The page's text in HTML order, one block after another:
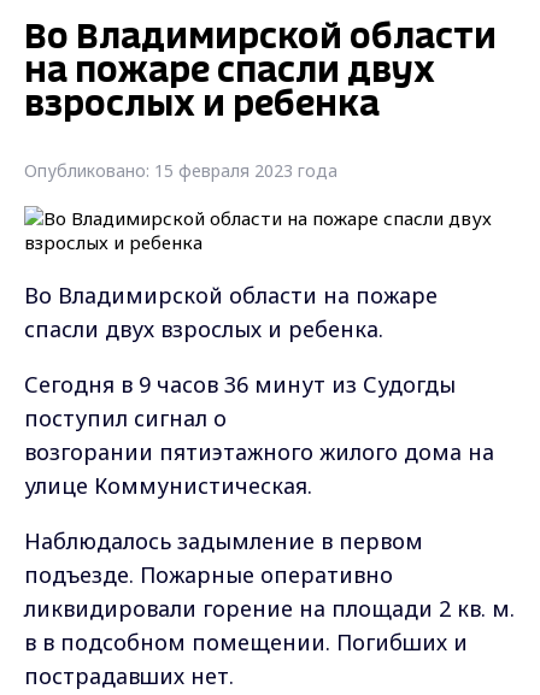
Во Владимирской области
на пожаре спасли двух
взрослых и ребенка
Опубликовано: 15 февраля 2023 года
Во Владимирской области на пожаре
спасли двух взрослых и ребенка.
Сегодня в 9 часов 36 минут из Судогды
поступил сигнал о
возгорании пятиэтажного жилого дома на
улице Коммунистическая.
Наблюдалось задымление в первом
подъезде. Пожарные оперативно
ликвидировали горение на площади 2 кв. м.
в в подсобном помещении. Погибших и
пострадавших нет.